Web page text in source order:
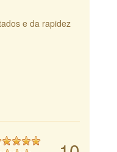
e da rapidez